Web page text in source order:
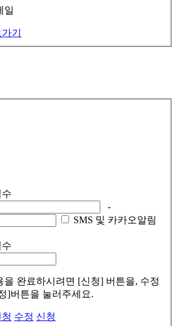
일
기
-
SMS 및 카카오알림
을 완료하시려면 [신청] 버튼을, 수정
]버튼을 눌러주세요.
수정 신청